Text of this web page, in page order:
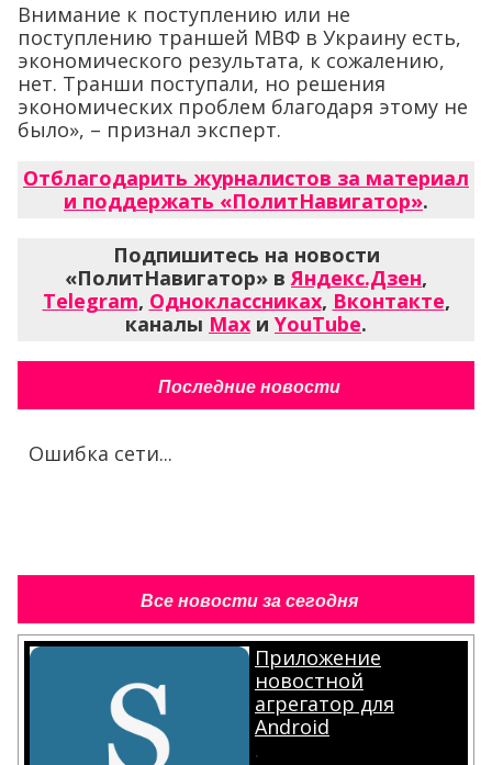
Внимание к поступлению или не
поступлению траншей МВФ в Украину есть,
экономического результата, к сожалению,
нет. Транши поступали, но решения
экономических проблем благодаря этому не
было», – признал эксперт.
Отблагодарить журналистов за материал
и поддержать «ПолитНавигатор».
Подпишитесь на новости
«ПолитНавигатор» вЯндекс.Дзен,
Telegram, Одноклассниках, Вконтакте,
каналы Max и YouTube.
Последние новости
Ошибка сети...
Все новости за сегодня
Приложение
новостной
агрегатор для
Android
.